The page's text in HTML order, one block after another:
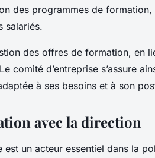
des programmes de
salariés.
des offres de formation, en
comité d’entreprise s’assure
à ses besoins et à son
avec la direction
un acteur essentiel dans la